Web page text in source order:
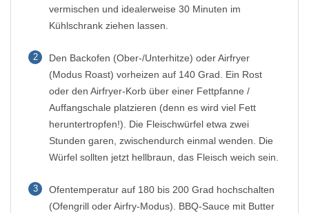
vermischen und idealerweise 30 Minuten im
Kühlschrank ziehen lassen.
2
Den Backofen (Ober-/Unterhitze) oder Airfryer
(Modus Roast) vorheizen auf 140 Grad. Ein Rost
oder den Airfryer-Korb über einer Fettpfanne /
Auffangschale platzieren (denn es wird viel Fett
heruntertropfen!). Die Fleischwürfel etwa zwei
Stunden garen, zwischendurch einmal wenden. Die
Würfel sollten jetzt hellbraun, das Fleisch weich sein.
3
Ofentemperatur auf 180 bis 200 Grad hochschalten
(Ofengrill oder Airfry-Modus). BBQ-Sauce mit Butter